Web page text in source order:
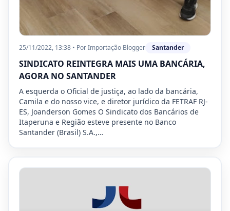
25/11/2022, 13:38 • PorImportação Blogger Santander
SINDICATO REINTEGRA MAIS UMA BANCÁRIA,
AGORA NO SANTANDER
A esquerda o Oficial de justiça, ao lado da bancária,
Camila e do nosso vice, e diretor jurídico da FETRAF RJ-
ES, Joanderson Gomes O Sindicato dos Bancários de
Itaperuna e Região esteve presente no Banco
Santander (Brasil) S.A.,…